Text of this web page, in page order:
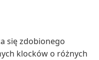
się zdobionego
klocków o różnych